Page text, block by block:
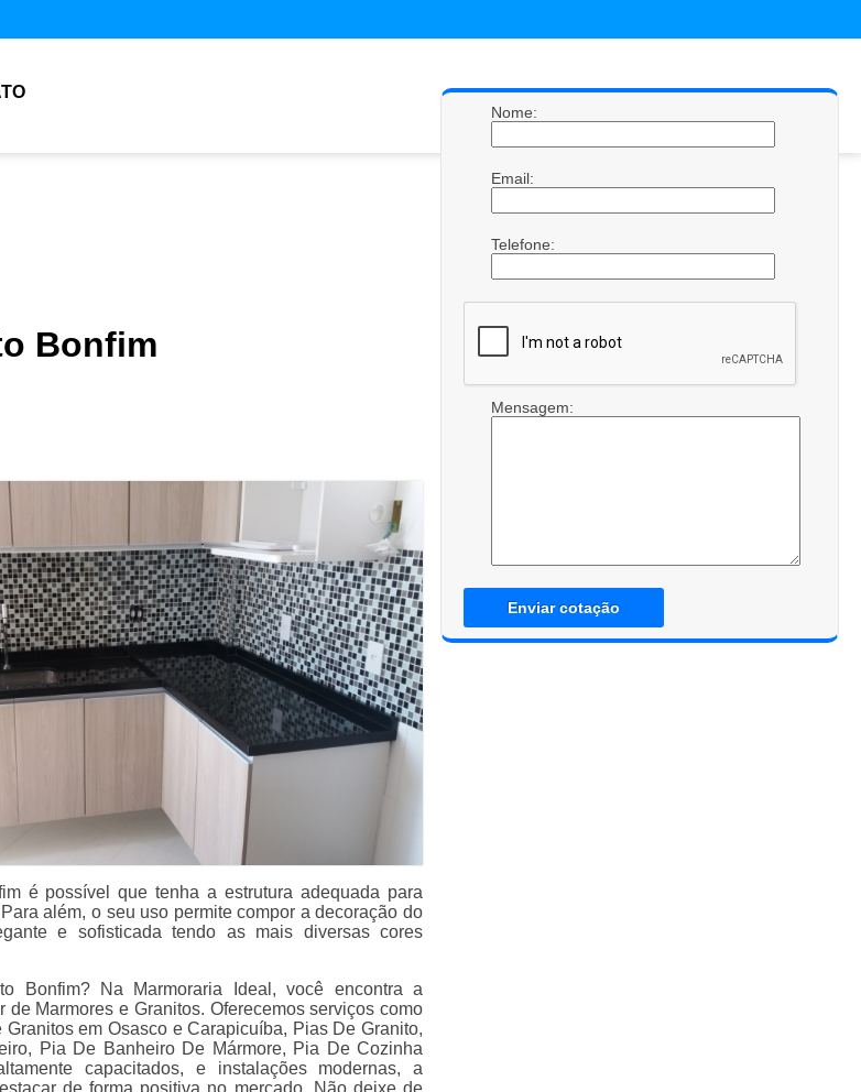
Bonfim
é possível que tenha a estrutura adequada para
além, o seu uso permite compor a decoração do
e sofisticada tendo as mais diversas cores
Bonfim? Na Marmoraria Ideal, você encontra a
Marmores e Granitos. Oferecemos serviços como
Granitos em Osasco e Carapicuíba, Pias De Granito,
Pia De Banheiro De Mármore, Pia De Cozinha
capacitados, e instalações modernas, a
de forma positiva no mercado. Não deixe de
Nome:
Email:
Telefone:
Mensagem:
Enviar cotação